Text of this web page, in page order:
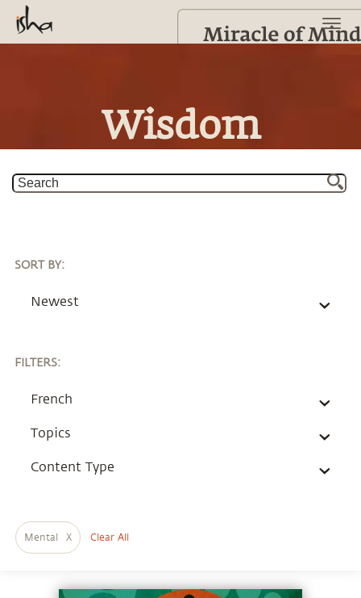
Wisdom
FILTERS:
French
Topics
Content Type
SORT BY:
Newest
Mental X Clear All